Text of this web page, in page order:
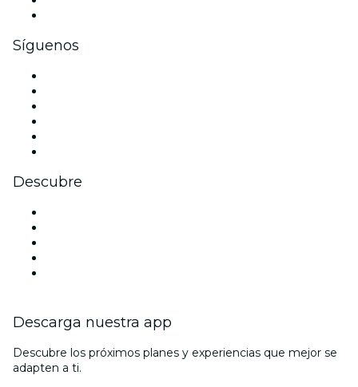
Síguenos
Descubre
Descarga nuestra app
Descubre los próximos planes y experiencias que mejor se
adapten a ti.